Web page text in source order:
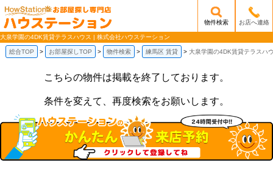
/mobile_img/head-logo.png
物件検索 お店へ連絡
大泉学園の4DK賃貸テラスハウス | 株式会社ハウステーション
総合TOP お部屋探しTOP 物件検索 練馬区 賃貸 大泉学園の4DK賃貸テラスハ
こちらの物件は掲載を終了しております。
条件を変えて、再度検索をお願いします。